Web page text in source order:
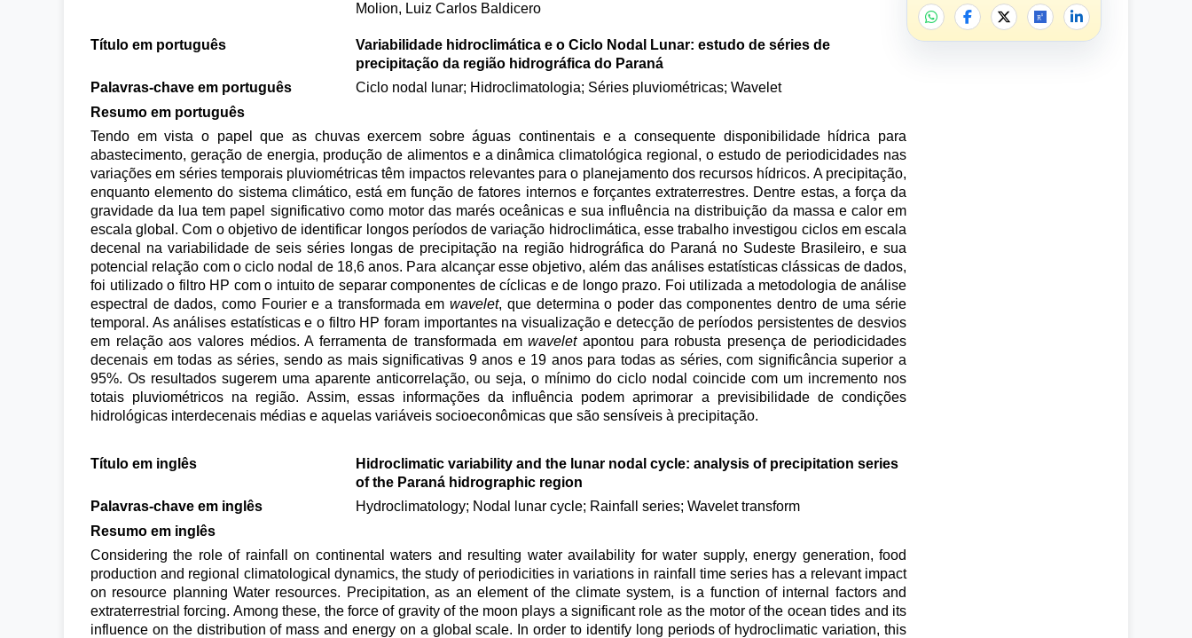
Molion, Luiz Carlos Baldicero
Título em português
Variabilidade hidroclimática e o Ciclo Nodal Lunar: estudo de séries de
precipitação da região hidrográfica do Paraná
Palavras-chave em português
Ciclo nodal lunar; Hidroclimatologia; Séries pluviométricas; Wavelet
Resumo em português
Tendo em vista o papel que as chuvas exercem sobre águas continentais e a consequente disponibilidade hídrica para
abastecimento, geração de energia, produção de alimentos e a dinâmica climatológica regional, o estudo de periodicidades nas
variações em séries temporais pluviométricas têm impactos relevantes para o planejamento dos recursos hídricos. A precipitação,
enquanto elemento do sistema climático, está em função de fatores internos e forçantes extraterrestres. Dentre estas, a força da
gravidade da lua tem papel significativo como motor das marés oceânicas e sua influência na distribuição da massa e calor em
escala global. Com o objetivo de identificar longos períodos de variação hidroclimática, esse trabalho investigou ciclos em escala
decenal na variabilidade de seis séries longas de precipitação na região hidrográfica do Paraná no Sudeste Brasileiro, e sua
potencial relação com o ciclo nodal de 18,6 anos. Para alcançar esse objetivo, além das análises estatísticas clássicas de dados,
foi utilizado o filtro HP com o intuito de separar componentes de cíclicas e de longo prazo. Foi utilizada a metodologia de análise
espectral de dados, como Fourier e a transformada emwavelet, que determina o poder das componentes dentro de uma série
temporal. As análises estatísticas e o filtro HP foram importantes na visualização e detecção de períodos persistentes de desvios
em relação aos valores médios. A ferramenta de transformada emwaveletapontou para robusta presença de periodicidades
decenais em todas as séries, sendo as mais significativas 9 anos e 19 anos para todas as séries, com significância superior a
95%. Os resultados sugerem uma aparente anticorrelação, ou seja, o mínimo do ciclo nodal coincide com um incremento nos
totais pluviométricos na região. Assim, essas informações da influência podem aprimorar a previsibilidade de condições
hidrológicas interdecenais médias e aquelas variáveis socioeconômicas que são sensíveis à precipitação.
Título em inglês
Hidroclimatic variability and the lunar nodal cycle: analysis of precipitation series
of the Paraná hidrographic region
Palavras-chave em inglês
Hydroclimatology; Nodal lunar cycle; Rainfall series; Wavelet transform
Resumo em inglês
Considering the role of rainfall on continental waters and resulting water availability for water supply, energy generation, food
production and regional climatological dynamics, the study of periodicities in variations in rainfall time series has a relevant impact
on resource planning Water resources. Precipitation, as an element of the climate system, is a function of internal factors and
extraterrestrial forcing. Among these, the force of gravity of the moon plays a significant role as the motor of the ocean tides and its
influence on the distribution of mass and energy on a global scale. In order to identify long periods of hydroclimatic variation, this